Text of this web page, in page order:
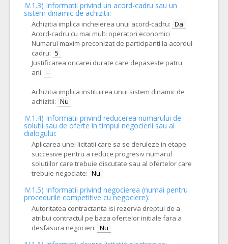
IV.1.3) Informatii privind un acord-cadru sau un
sistem dinamic de achizitii:
Achizitia implica incheierea unui acord-cadru: Da
Acord-cadru cu mai multi operatori economici
Numarul maxim preconizat de participanti la acordul-
cadru: 5
Justificarea oricarei durate care depaseste patru
ani: -
Achizitia implica instituirea unui sistem dinamic de
achizitii: Nu
IV.1.4) Informatii privind reducerea numarului de
solutii sau de oferte in timpul negocierii sau al
dialogului:
Aplicarea unei licitatii care sa se deruleze in etape
succesive pentru a reduce progresiv numarul
solutiilor care trebuie discutate sau al ofertelor care
trebuie negociate: Nu
IV.1.5) Informatii privind negocierea (numai pentru
procedurile competitive cu negociere):
Autoritatea contractanta isi rezerva dreptul de a
atribui contractul pe baza ofertelor initiale fara a
desfasura negocieri: Nu